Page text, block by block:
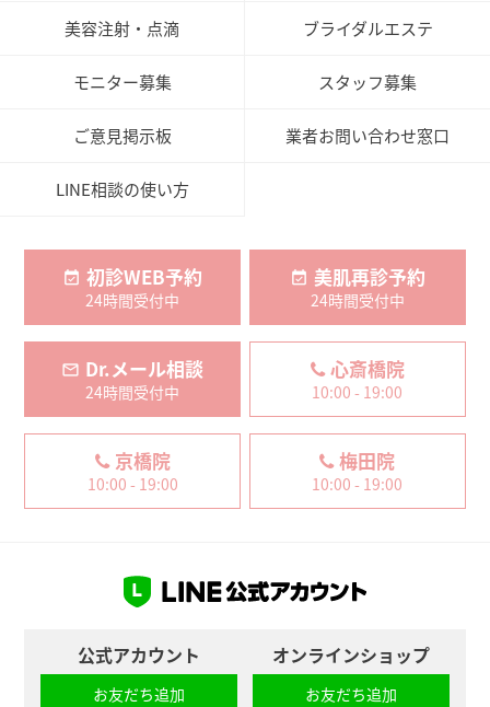
美容注射・点滴 ブライダルエステ
モニター募集 スタッフ募集
ご意見掲示板 業者お問い合わせ窓口
LINE相談の使い方
初診WEB予約
24時間受付中
美肌再診予約
24時間受付中
Dr.メール相談
24時間受付中
心斎橋院
10:00 - 19:00
京橋院
10:00 - 19:00
梅田院
10:00 - 19:00
公式アカウント
お友だち追加
オンラインショップ
お友だち追加